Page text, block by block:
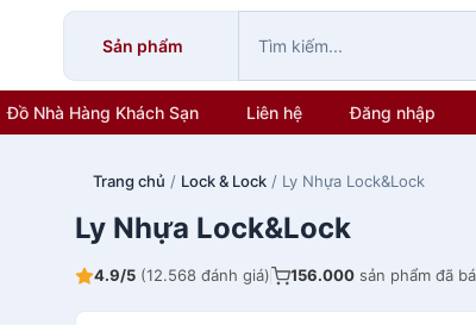
Sản phẩm
Đồ Nhà Hàng Khách Sạn Liên hệ Đăng nhập
Trang chủ / Lock & Lock / Ly Nhựa Lock&Lock
Ly Nhựa Lock&Lock
4.9/5 (12.568 đánh giá) 156.000 sản phẩm đã